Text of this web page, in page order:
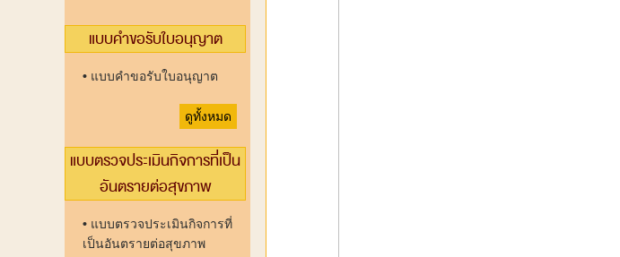
แบบคำขอรับใบอนุญาต
• แบบคำขอรับใบอนุญาต
ดูทั้งหมด
แบบตรวจประเมินกิจการที่เป็น
อันตรายต่อสุขภาพ
• แบบตรวจประเมินกิจการที่
เป็นอันตรายต่อสุขภาพ